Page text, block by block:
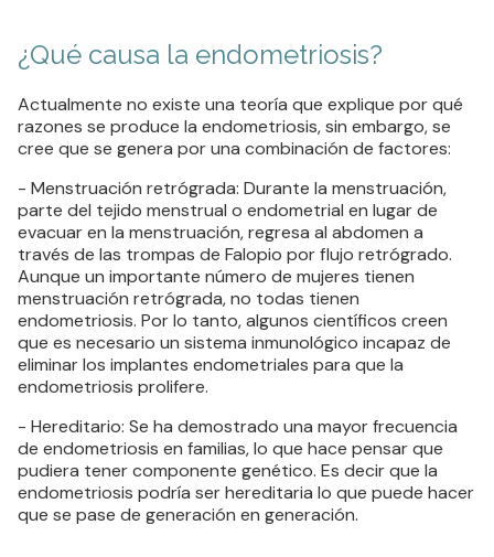
¿Qué causa la endometriosis?
Actualmente no existe una teoría que explique por qué
razones se produce la endometriosis, sin embargo, se
cree que se genera por una combinación de factores:
- Menstruación retrógrada: Durante la menstruación,
parte del tejido menstrual o endometrial en lugar de
evacuar en la menstruación, regresa al abdomen a
través de las trompas de Falopio por flujo retrógrado.
Aunque un importante número de mujeres tienen
menstruación retrógrada, no todas tienen
endometriosis. Por lo tanto, algunos científicos creen
que es necesario un sistema inmunológico incapaz de
eliminar los implantes endometriales para que la
endometriosis prolifere.
- Hereditario: Se ha demostrado una mayor frecuencia
de endometriosis en familias, lo que hace pensar que
pudiera tener componente genético. Es decir que la
endometriosis podría ser hereditaria lo que puede hacer
que se pase de generación en generación.